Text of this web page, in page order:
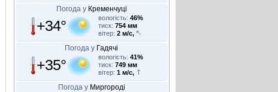
Погода у Кременчуці
+34° вологість: 46%
тиск: 754 мм
вітер: 2 м/с,
Погода у Гадячі
+35° вологість: 41%
тиск: 749 мм
вітер: 1 м/с,
Погода у Миргороді